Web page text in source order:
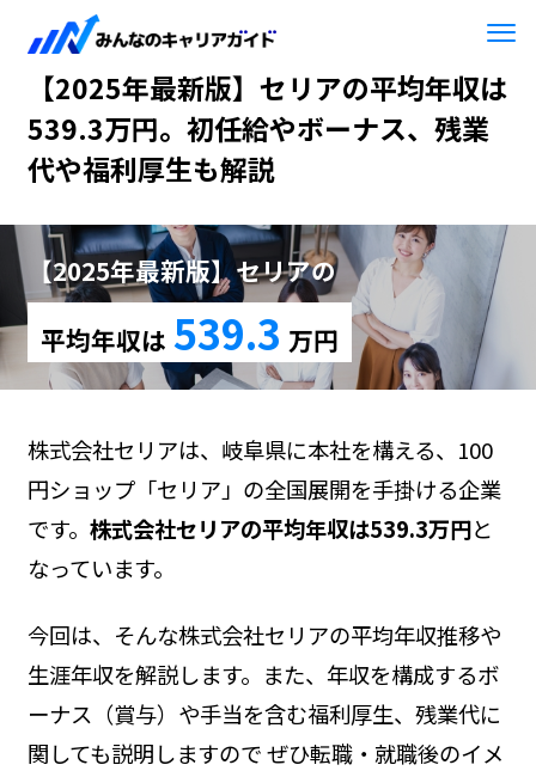
HOME 【2025年最新版】セリア
【2025年最新版】セリアの平均年収は
539.3万円。初任給やボーナス、残業
代や福利厚生も解説
【2025年最新版】セリアの
平均年収は 539.3 万円
株式会社セリアは、岐阜県に本社を構える、100
円ショップ「セリア」の全国展開を手掛ける企業
です。 株式会社セリアの平均年収は539.3万円と
なっています。
今回は、そんな株式会社セリアの平均年収推移や
生涯年収を解説します。また、年収を構成するボ
ーナス（賞与）や手当を含む福利厚生、残業代に
関しても説明しますので ぜひ転職・就職後のイメ